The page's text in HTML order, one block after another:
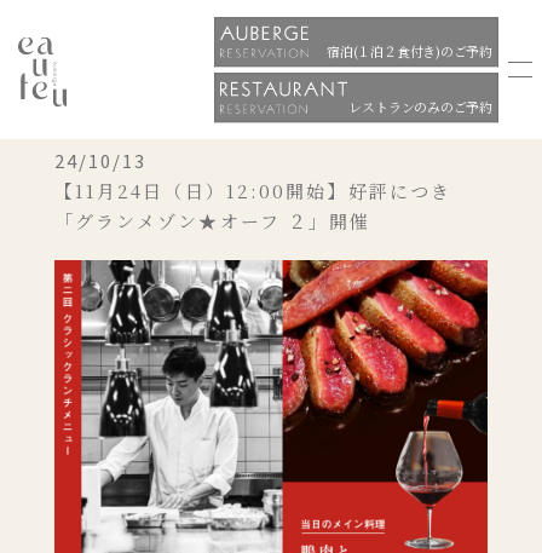
宿泊(１泊２食付き)のご予約
レストランのみのご予約
24/10/13
【11月24日（日）12:00開始】好評につき
「グランメゾン★オーフ ２」開催